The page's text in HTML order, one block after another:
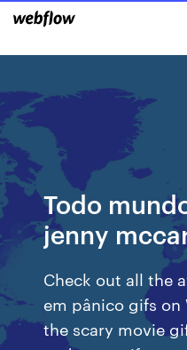
Todo
jenny
Check out all the
em pânico gifs
the scary movie